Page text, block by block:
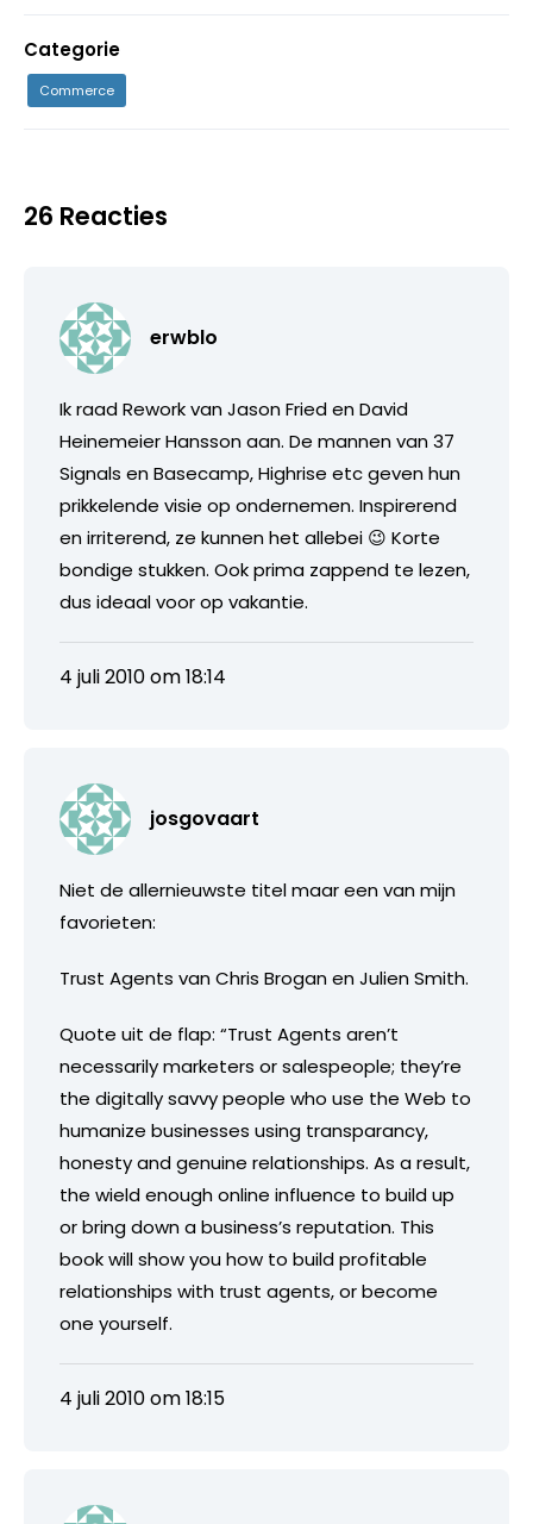
Categorie
Commerce
26 Reacties
erwblo
Ik raad Rework van Jason Fried en David
Heinemeier Hansson aan. De mannen van 37
Signals en Basecamp, Highrise etc geven hun
prikkelende visie op ondernemen. Inspirerend
en irriterend, ze kunnen het allebei 😉 Korte
bondige stukken. Ook prima zappend te lezen,
dus ideaal voor op vakantie.
4 juli 2010 om 18:14
josgovaart
Niet de allernieuwste titel maar een van mijn
favorieten:
Trust Agents van Chris Brogan en Julien Smith.
Quote uit de flap: “Trust Agents aren’t
necessarily marketers or salespeople; they’re
the digitally savvy people who use the Web to
humanize businesses using transparancy,
honesty and genuine relationships. As a result,
the wield enough online influence to build up
or bring down a business’s reputation. This
book will show you how to build profitable
relationships with trust agents, or become
one yourself.
4 juli 2010 om 18:15